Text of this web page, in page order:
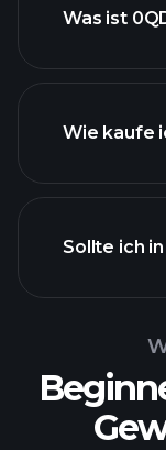
Was ist
Wie kaufe
Sollte ich